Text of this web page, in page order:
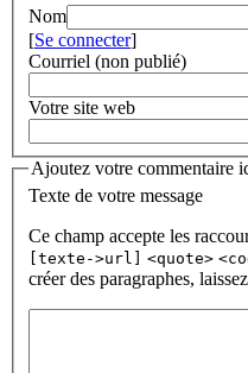
Nom
[Se connecter]
Courriel (non publié)
Votre site web
Ajoutez votre commentaire
Texte de votre message
Ce champ accepte les
[texte->url]
<quote>
créer des paragraphes,